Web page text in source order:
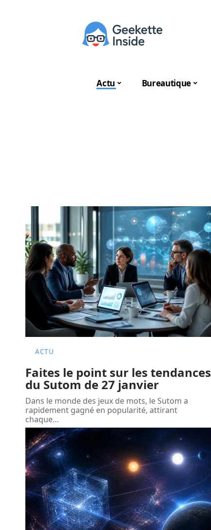
Actu Bureautique
ACTU
Faites le point sur les tendances
du Sutom de 27 janvier
Dans le monde des jeux de mots, le Sutom a
rapidement gagné en popularité, attirant
chaque…